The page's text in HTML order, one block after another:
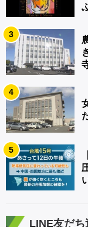
3
4
5
LINE友だち